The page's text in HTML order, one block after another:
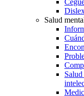
Salud